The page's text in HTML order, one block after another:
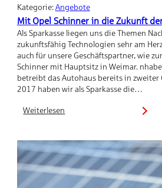
Kategorie:Angebote
Mit Opel Schinner in die Zukunft
Als Sparkasse liegen uns die Themen
zukunftsfähig Technologien sehr am
auch für unsere Geschäftspartner, wie
Schinner mit Hauptsitz in Weimar.
betreibt das Autohaus bereits in zweiter
2017 haben wir als Sparkasse die…
Weiterlesen
:
Schinner
in
die
Zukunft